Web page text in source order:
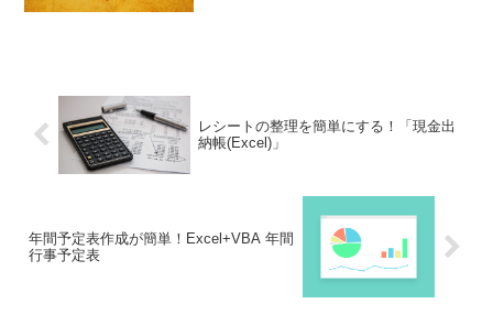
レシートの整理を簡単にする！「現金出
納帳(Excel)」
年間予定表作成が簡単！Excel+VBA 年間
行事予定表